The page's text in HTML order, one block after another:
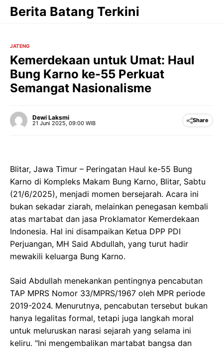
Langsung
Berita Batang Terkini
JATENG
Kemerdekaan untuk Umat: Haul
Bung Karno ke-55 Perkuat
Semangat Nasionalisme
Dewi Laksmi
21 Juni 2025, 09:00 WIB Share
Blitar, Jawa Timur – Peringatan Haul ke-55 Bung
Karno di Kompleks Makam Bung Karno, Blitar, Sabtu
(21/6/2025), menjadi momen bersejarah. Acara ini
bukan sekadar ziarah, melainkan penegasan kembali
atas martabat dan jasa Proklamator Kemerdekaan
Indonesia. Hal ini disampaikan Ketua DPP PDI
Perjuangan, MH Said Abdullah, yang turut hadir
mewakili keluarga Bung Karno.
Said Abdullah menekankan pentingnya pencabutan
TAP MPRS Nomor 33/MPRS/1967 oleh MPR periode
2019-2024. Menurutnya, pencabutan tersebut bukan
hanya legalitas formal, tetapi juga langkah moral
untuk meluruskan narasi sejarah yang selama ini
keliru. "Ini mengembalikan martabat bangsa dan